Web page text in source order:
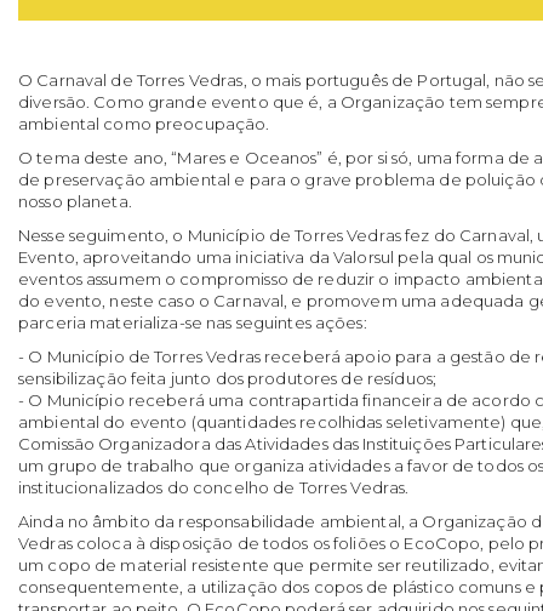
O Carnaval de Torres Vedras, o mais português de Portugal, não
diversão. Como grande evento que é, a Organização tem
ambiental como preocupação.
O tema deste ano, “Mares e Oceanos” é, por si só, uma forma de
de preservação ambiental e para o grave problema de poluição
nosso planeta.
Nesse seguimento, o Município de Torres Vedras fez do Carnaval,
Evento, aproveitando uma iniciativa da Valorsul pela qual os
eventos assumem o compromisso de reduzir o impacto
do evento, neste caso o Carnaval, e promovem uma adequada
parceria materializa-se nas seguintes ações:
- O Município de Torres Vedras receberá apoio para a gestão de
sensibilização feita junto dos produtores de resíduos;
- O Município receberá uma contrapartida financeira de acordo
ambiental do evento (quantidades recolhidas seletivamente)
Comissão Organizadora das Atividades das Instituições
um grupo de trabalho que organiza atividades a favor de todos
institucionalizados do concelho de Torres Vedras.
Ainda no âmbito da responsabilidade ambiental, a Organização
Vedras coloca à disposição de todos os foliões o EcoCopo, pelo
um copo de material resistente que permite ser reutilizado,
consequentemente, a utilização dos copos de plástico comuns e